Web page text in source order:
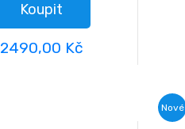
Koupit
2490,00 Kč
Nové